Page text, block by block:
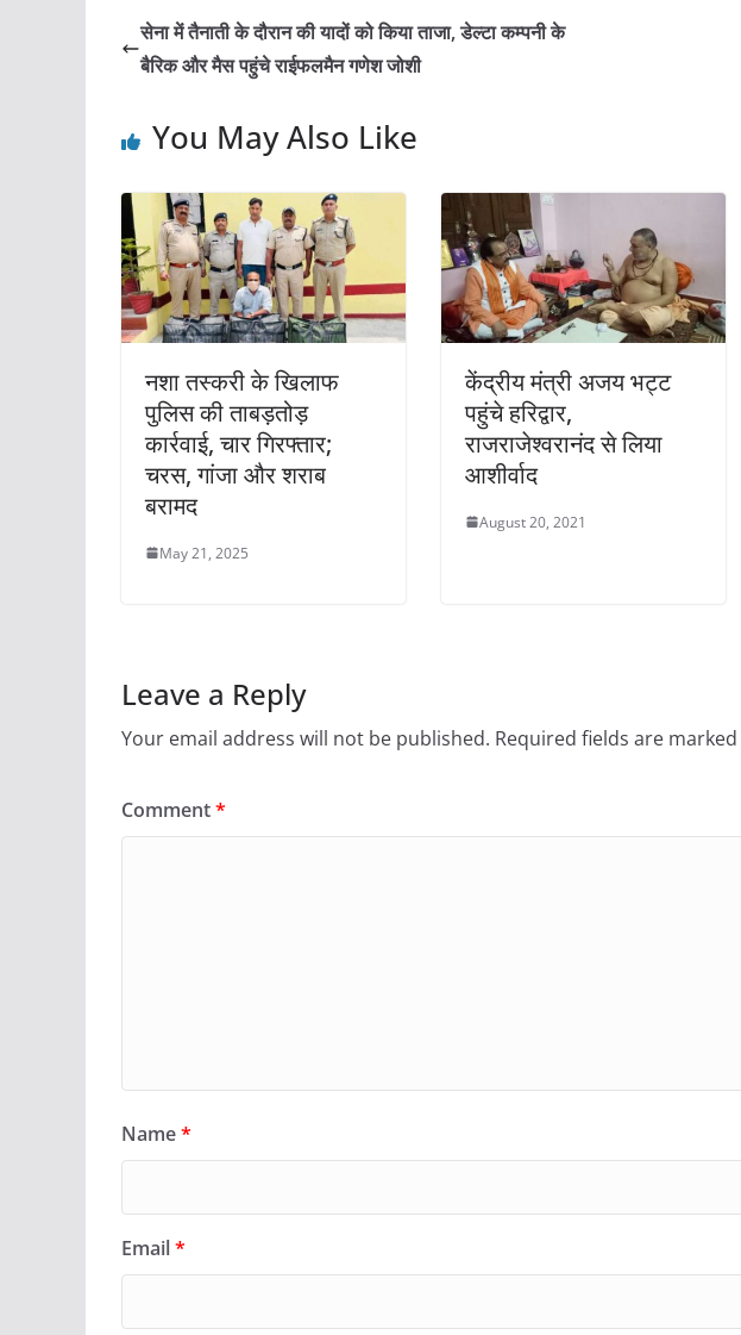
e
b
o
k
er l s
A
p
e
सेना में तैनाती के दौरान की यादों को किया ताजा, डेल्टा कम्पनी के
बैरिक और मैस पहुंचे राईफलमैन गणेश जोशी
You May Also Like
नशा तस्करी के खिलाफ
पुलिस की ताबड़तोड़
कार्रवाई, चार गिरफ्तार;
चरस, गांजा और शराब
बरामद
May 21, 2025
केंद्रीय मंत्री अजय भट्ट
पहुंचे हरिद्वार,
राजराजेश्वरानंद से लिया
आशीर्वाद
August 20, 2021
Leave a Reply
Your email address will not be published. Required fields are marked
Comment*
Name*
Email*